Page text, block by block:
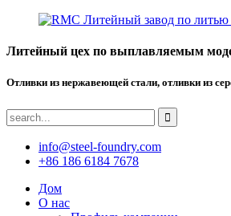
Литейный цех по выплавляемым
Отливки из нержавеющей стали, отливки из
info@steel-foundry.com
+86 186 6184 7678
Дом
О нас